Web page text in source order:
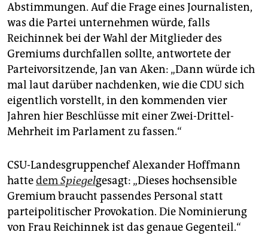
Abstimmungen. Auf die Frage eines Journalisten,
was die Partei unternehmen würde, falls
Reichinnek bei der Wahl der Mitglieder des
Gremiums durchfallen sollte, antwortete der
Parteivorsitzende, Jan van Aken: „Dann würde ich
mal laut darüber nachdenken, wie die CDU sich
eigentlich vorstellt, in den kommenden vier
Jahren hier Beschlüsse mit einer Zwei-Drittel-
Mehrheit im Parlament zu fassen.“
CSU-Landesgruppenchef Alexander Hoffmann
hattedemSpiegelgesagt: „Dieses hochsensible
Gremium braucht passendes Personal statt
parteipolitischer Provokation. Die Nominierung
von Frau Reichinnek ist das genaue Gegenteil.“